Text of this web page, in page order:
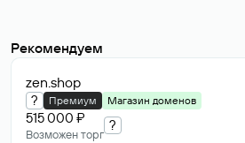
Рекомендуем
zen.shop
? Премиум Магазин доменов
515 000 ₽
Возможен торг
?